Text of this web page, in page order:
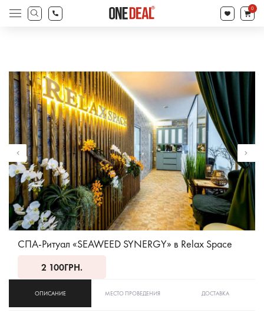
товаров
Поиск
товаров
0
СПА-Ритуал «SEAWEED SYNERGY» в Relax Space
2 100ГРН.
ОПИСАНИЕ МЕСТО ПРОВЕДЕНИЯ ДОСТАВКА